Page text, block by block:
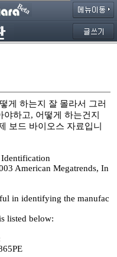
게 하는지 잘 몰라서 그러
하고, 어떻게 하는건지
보드 바이오스 자료입니
American Megatrends, In
in identifying the manufac
listed below: